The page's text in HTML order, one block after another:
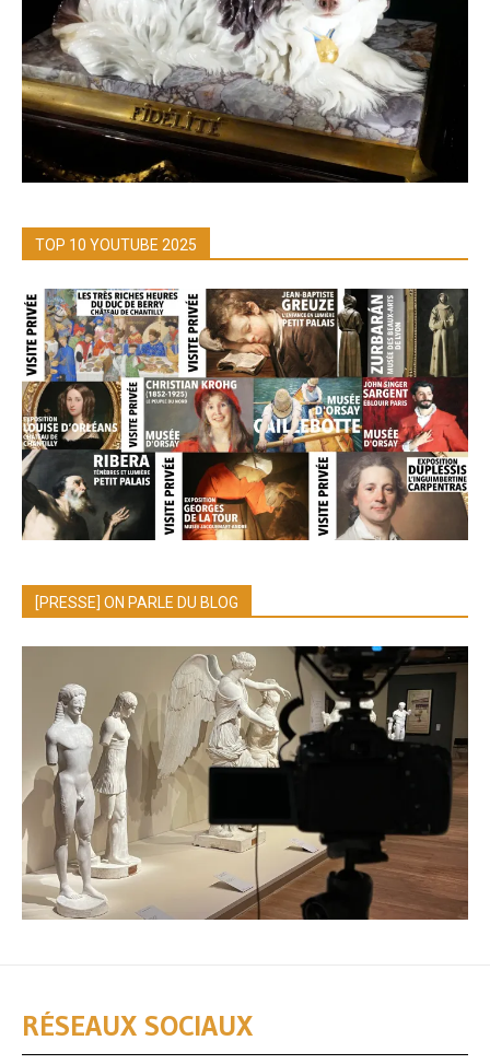
TOP 10 YOUTUBE 2025
[PRESSE] ON PARLE DU BLOG
RÉSEAUX SOCIAUX